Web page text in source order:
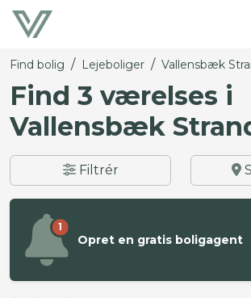
Find bolig / Lejeboliger / Vallensbæk
Find 3 værelses i
Vallensbæk
Filtrér
1
Opret en gratis boligagent